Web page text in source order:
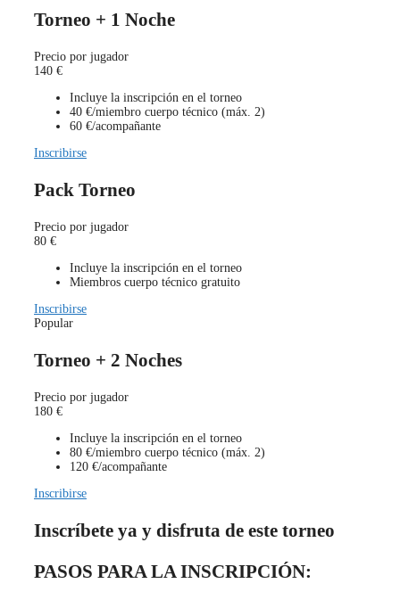
Torneo + 1 Noche
Precio por jugador
140 €
Incluye la inscripción en el torneo
40 €/miembro cuerpo técnico (máx. 2)
60 €/acompañante
Inscribirse
Pack Torneo
Precio por jugador
80 €
Incluye la inscripción en el torneo
Miembros cuerpo técnico gratuito
Inscribirse
Popular
Torneo + 2 Noches
Precio por jugador
180 €
Incluye la inscripción en el torneo
80 €/miembro cuerpo técnico (máx. 2)
120 €/acompañante
Inscribirse
Inscríbete ya y disfruta de este torneo
PASOS PARA LA INSCRIPCIÓN: